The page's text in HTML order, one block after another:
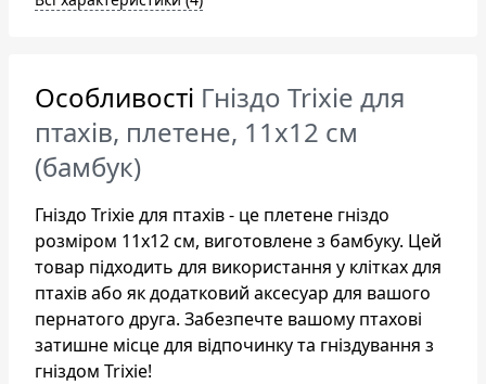
Особливості Гніздо Trixie для
птахів, плетене, 11x12 см
(бамбук)
Гніздо Trixie для птахів - це плетене гніздо
розміром 11x12 см, виготовлене з бамбуку. Цей
товар підходить для використання у клітках для
птахів або як додатковий аксесуар для вашого
пернатого друга. Забезпечте вашому птахові
затишне місце для відпочинку та гніздування з
гніздом Trixie!